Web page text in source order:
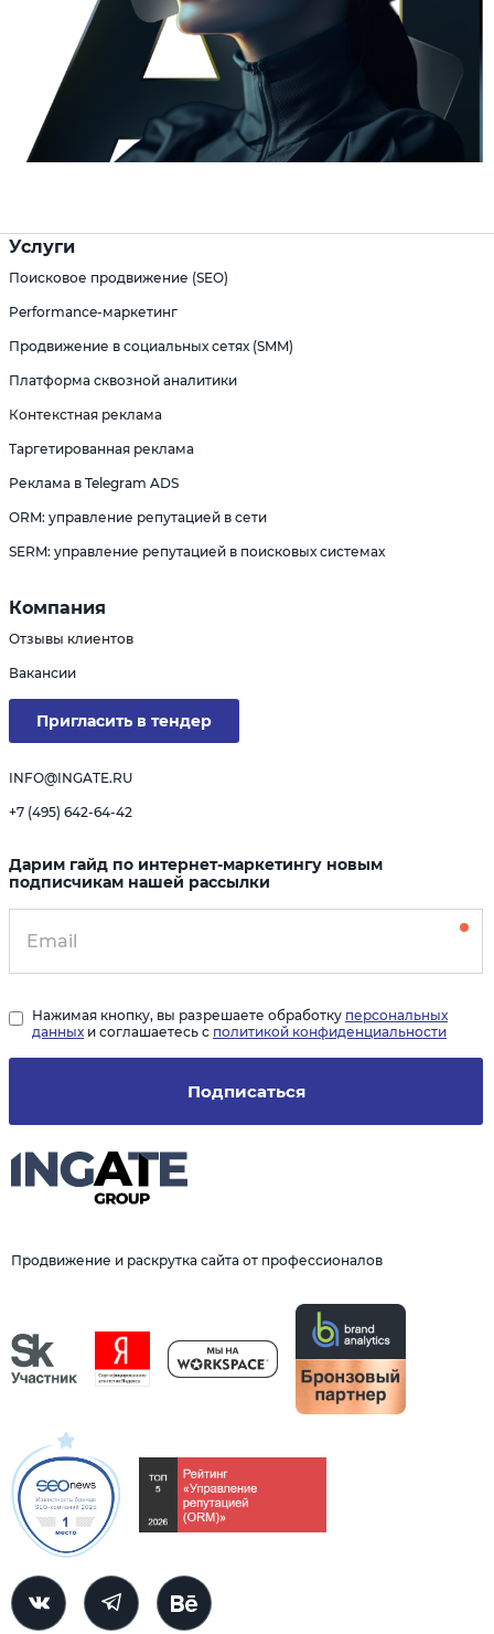
Продвижение и раскрутка сайта от профессионалов
Услуги
Поисковое продвижение (SEO)
Performance-маркетинг
Продвижение в социальных сетях (SMM)
Платформа сквозной аналитики
Контекстная реклама
Таргетированная реклама
Реклама в Telegram ADS
ORM: управление репутацией в сети
SERM: управление репутацией в поисковых системах
Компания
Отзывы клиентов
Вакансии
Пригласить в тендер
INFO@INGATE.RU
+7 (495) 642-64-42
Дарим гайд по интернет-маркетингу новым
подписчикам нашей рассылки
Подписаться
Нажимая кнопку, вы разрешаете обработку персональных
данных и соглашаетесь с политикой конфиденциальности